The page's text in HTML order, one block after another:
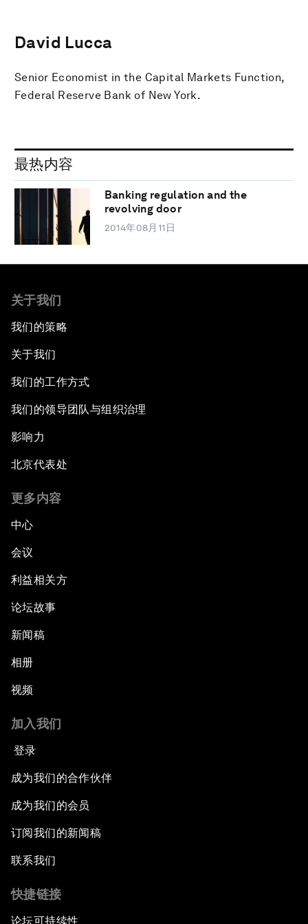
David Lucca
Senior Economist in the Capital Markets Function,
Federal Reserve Bank of New York.
最热内容
Banking regulation and the
revolving door
2014年08月11日
关于我们
我们的策略
关于我们
我们的工作方式
我们的领导团队与组织治理
影响力
北京代表处
更多内容
中心
会议
利益相关方
论坛故事
新闻稿
相册
视频
加入我们
登录
成为我们的合作伙伴
成为我们的会员
订阅我们的新闻稿
联系我们
快捷链接
论坛可持续性